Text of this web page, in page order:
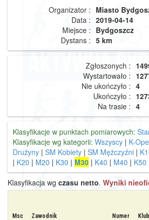
Organizator : Miasto
Data : 2019-04-14
Miejsce : Bydgoszcz
Dystans : 5 km
Zgłoszonych :
Wystartowało :
Nie ukończyło : 4
Ukończyło :
Na trasie : 4
Klasyfikacje w punktach pomiarowych:
Klasyfikacje wg kategorii: Wszyscy | K-
Drużyny | SM Kobiety | SM Mężczyźni |
| K20 | M20 | K30 | M30 | K40 | M40 | K50
Klasyfikacja wg czasu netto. Wyniki
Msc Zawodnik Numer Klub